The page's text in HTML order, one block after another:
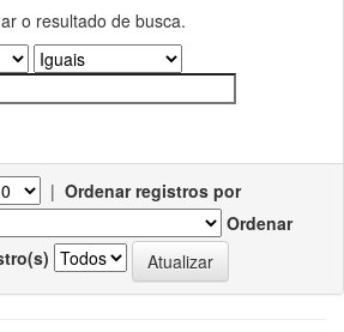
o resultado de busca.
| Ordenar registros por
Ordenar